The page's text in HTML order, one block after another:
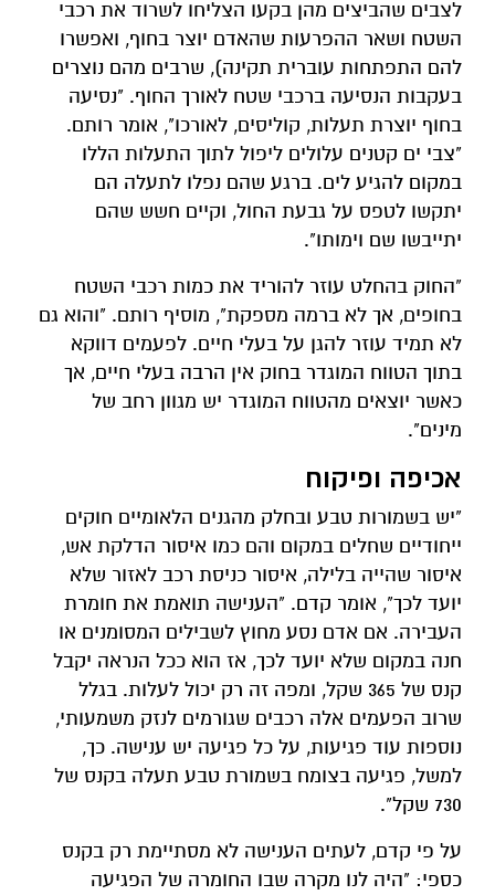
לצבים שהביצים מהן בקעו הצליחו לשרוד את רכבי
השטח ושאר ההפרעות שהאדם יוצר בחוף, ואפשרו
להם התפתחות עוברית תקינה), שרבים מהם נוצרים
בעקבות הנסיעה ברכבי שטח לאורך החוף. "נסיעה
בחוף יוצרת תעלות, קוליסים, לאורכו", אומר רותם.
"צבי ים קטנים עלולים ליפול לתוך התעלות הללו
במקום להגיע לים. ברגע שהם נפלו לתעלה הם
יתקשו לטפס על גבעת החול, וקיים חשש שהם
יתייבשו שם וימותו".
"החוק בהחלט עוזר להוריד את כמות רכבי השטח
בחופים, אך לא ברמה מספקת", מוסיף רותם. "והוא גם
לא תמיד עוזר להגן על בעלי חיים. לפעמים דווקא
בתוך הטווח המוגדר בחוק אין הרבה בעלי חיים, אך
כאשר יוצאים מהטווח המוגדר יש מגוון רחב של
מינים".
אכיפה ופיקוח
"יש בשמורות טבע ובחלק מהגנים הלאומיים חוקים
ייחודיים שחלים במקום והם כמו איסור הדלקת אש,
איסור שהייה בלילה, איסור כניסת רכב לאזור שלא
יועד לכך", אומר קדם. "הענישה תואמת את חומרת
העבירה. אם אדם נסע מחוץ לשבילים המסומנים או
חנה במקום שלא יועד לכך, אז הוא ככל הנראה יקבל
קנס של 365 שקל, ומפה זה רק יכול לעלות. בגלל
שרוב הפעמים אלה רכבים שגורמים לנזק משמעותי,
נוספות עוד פגיעות, על כל פגיעה יש ענישה. כך,
למשל, פגיעה בצומח בשמורת טבע תעלה בקנס של
730 שקל".
על פי קדם, לעתים הענישה לא מסתיימת רק בקנס
כספי: "היה לנו מקרה שבו החומרה של הפגיעה